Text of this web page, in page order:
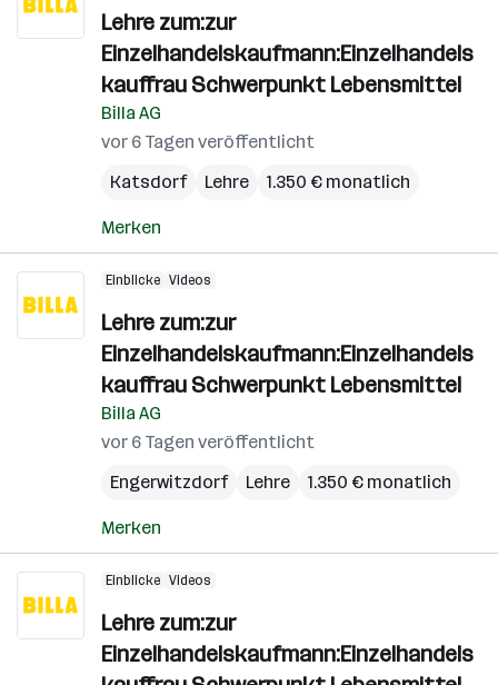
Lehre zum:zur
Einzelhandelskaufmann:Einzelhandels
kauffrau Schwerpunkt Lebensmittel
Billa AG
vor 6 Tagen veröffentlicht
Katsdorf
Lehre 1.350 € monatlich
Merken
Einblicke Videos
Lehre zum:zur
Einzelhandelskaufmann:Einzelhandels
kauffrau Schwerpunkt Lebensmittel
Billa AG
vor 6 Tagen veröffentlicht
Engerwitzdorf
Lehre 1.350 € monatlich
Merken
Einblicke Videos
Lehre zum:zur
Einzelhandelskaufmann:Einzelhandels